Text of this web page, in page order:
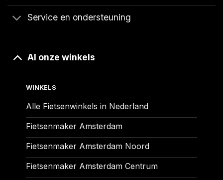
Service en ondersteuning
Al onze winkels
WINKELS
Alle Fietsenwinkels in Nederland
Fietsenmaker Amsterdam
Fietsenmaker Amsterdam Noord
Fietsenmaker Amsterdam Centrum